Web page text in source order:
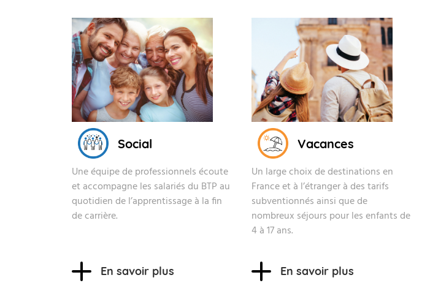
Social
Une équipe de professionnels écoute
et accompagne les salariés du BTP au
quotidien de l’apprentissage à la fin
de carrière.
En savoir plus
Vacances
Un large choix de destinations en
France et à l’étranger à des tarifs
subventionnés ainsi que de
nombreux séjours pour les enfants de
4 à 17 ans.
En savoir plus